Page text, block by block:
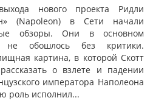
нового проекта Ридли
(Napoleon) в Сети начали
обзоры. Они в основном
не обошлось без критики.
картина, в которой Скотт
о взлете и падении
императора Наполеона
роль исполнил...